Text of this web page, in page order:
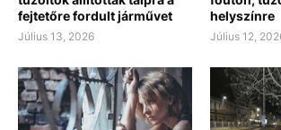
fejtetőre fordult járművet
Július 13, 2026
helyszínre
Július 12,